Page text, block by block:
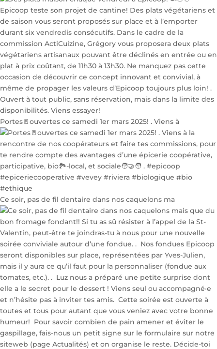
Portes🚪ouvertes ce samedi 1er mars 2025! . Viens à
Ce soir, pas de fil dentaire dans nos caquelons ma